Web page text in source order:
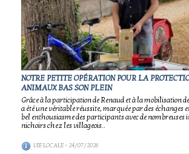
NOTRE PETITE OPÉRATION POUR LA
ANIMAUX BAS SON PLEIN
Grâce à la participation de Renaud et à la mobilisation
a été une véritable réussite, marquée par des échanges
bel enthousiasme des participants avec de nombreuses
nichoirs chez les villageois..
VIE LOCALE- 24/07/2026